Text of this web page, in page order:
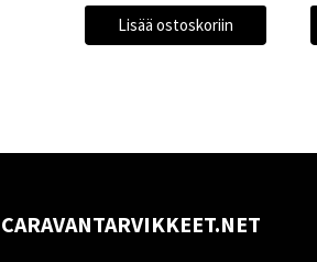
Lisää ostoskoriin
CARAVANTARVIKKEET.NET